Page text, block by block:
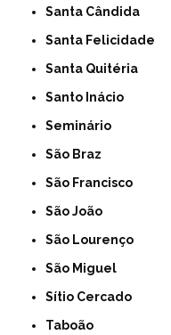
Santa Cândida
Santa Felicidade
Santa Quitéria
Santo Inácio
Seminário
São Braz
São Francisco
São João
São Lourenço
São Miguel
Sítio Cercado
Taboão